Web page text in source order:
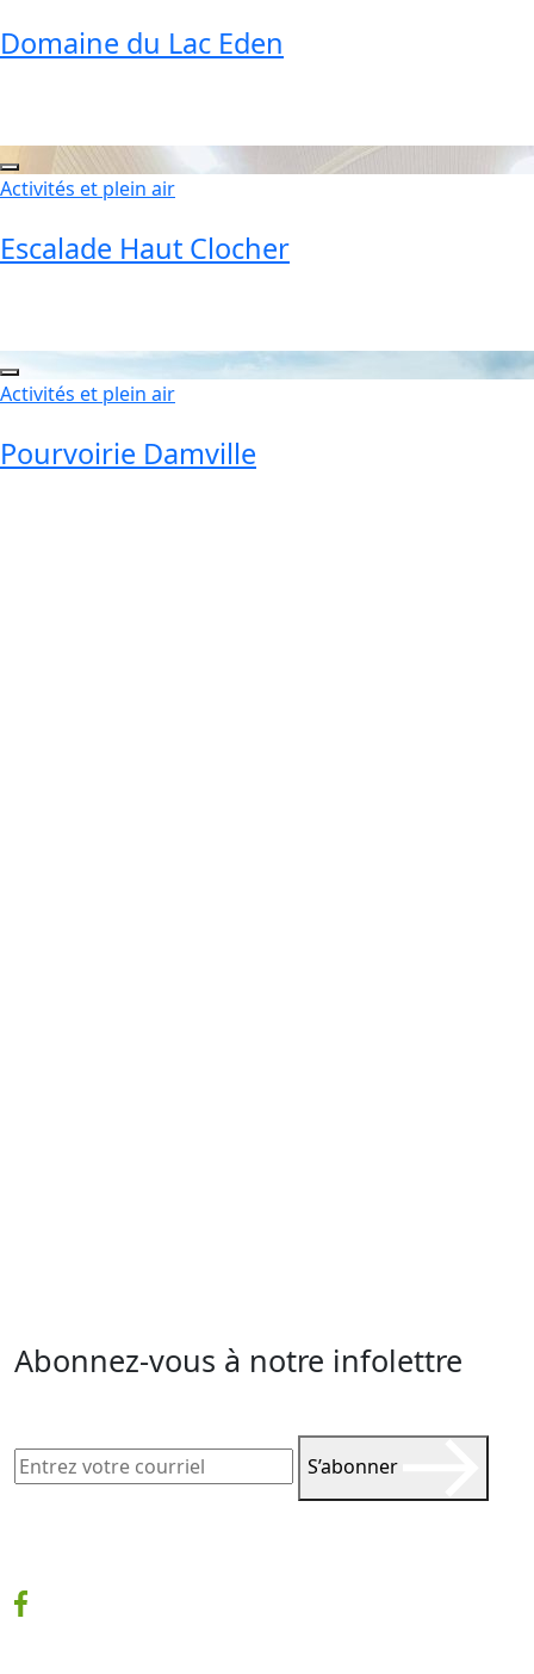
Domaine du Lac Eden
Activités et plein air
Escalade Haut Clocher
Activités et plein air
Pourvoirie Damville
Abonnez-vous à notre infolettre
S’abonner